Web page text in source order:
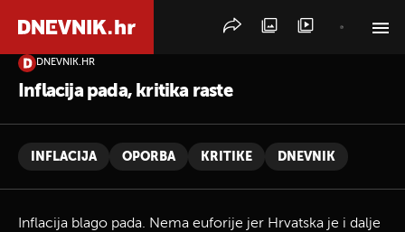
DNEVNIK.HR
Inflacija pada, kritika raste
INFLACIJA OPORBA KRITIKE DNEVNIK
Inflacija blago pada. Nema euforije jer Hrvatska je i dalje
PRETRAŽITE VIJESTI